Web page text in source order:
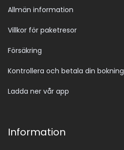
Allmän information
Villkor för paketresor
Försäkring
Kontrollera och betala din bokning
Ladda ner vår app
Information